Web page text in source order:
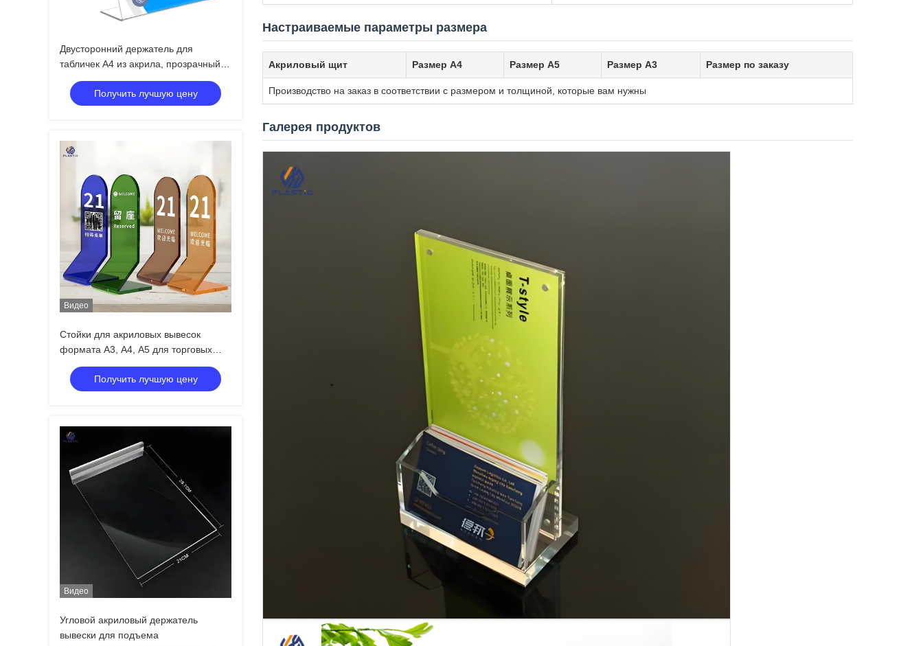
Двусторонний держатель для
табличек А4 из акрила, прозрачный,
для индивидуального бизнеса
Получить лучшую цену
Видео
Стойки для акриловых вывесок
формата A3, A4, A5 для торговых
центров / супермаркетов
Получить лучшую цену
Видео
Угловой акриловый держатель
вывески для подъема
Настраиваемые параметры размера
Акриловый щит Размер А4 Размер A5 Размер A3 Размер по заказу
Производство на заказ в соответствии с размером и толщиной, которые вам нужны
Галерея продуктов